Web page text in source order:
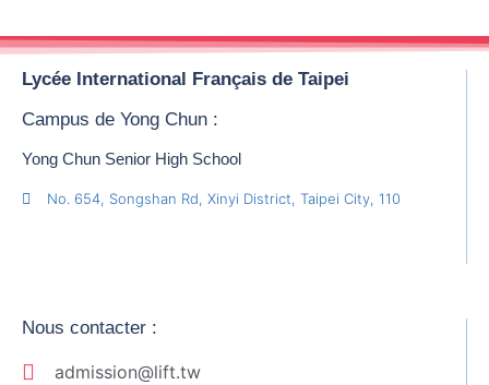
Lycée International Français de Taipei
Campus de Yong Chun :
Yong Chun Senior High School
No. 654, Songshan Rd, Xinyi District, Taipei City, 110
Nous contacter :
admission@lift.tw